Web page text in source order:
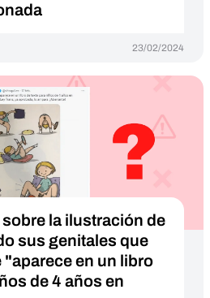
23/02/2024
la ilustración de
sus genitales que
en un libro
de 4 años en